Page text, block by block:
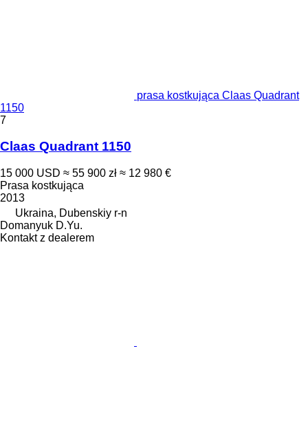
prasa kostkująca Claas Quadrant
1150
7
Claas Quadrant 1150
15 000 USD ≈ 55 900 zł ≈ 12 980 €
Prasa kostkująca
2013
Ukraina, Dubenskiy r-n
Domanyuk D.Yu.
Kontakt z dealerem